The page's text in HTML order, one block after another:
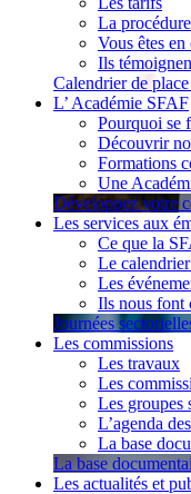
La
Vous êtes
Ils
Calendrier de place
L’ Académie SFAF
Pourquoi se
Découvrir
Formations
Une
Développez votre
Les services aux
Ce que la
Le
Les
Ils nous font
Journées
Les commissions
Les travaux
Les
Les groupes
L’agenda
La base
La base
Les actualités et